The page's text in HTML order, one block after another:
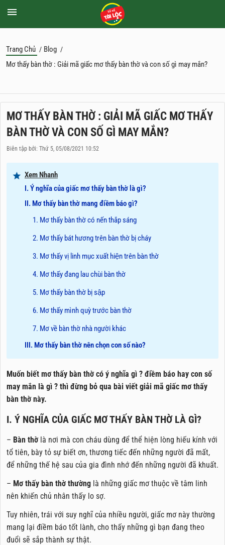
Trang Chủ / Blog /
Mơ thấy bàn thờ : Giải mã giấc mơ thấy bàn thờ và con số gì may mắn?
MƠ THẤY BÀN THỜ : GIẢI MÃ GIẤC MƠ THẤY
BÀN THỜ VÀ CON SỐ GÌ MAY MẮN?
Biên tập bởi: Thứ 5, 05/08/2021 10:52
Xem Nhanh
I. Ý nghĩa của giấc mơ thấy bàn thờ là gì?
II. Mơ thấy bàn thờ mang điềm báo gì?
1. Mơ thấy bàn thờ có nến thắp sáng
2. Mơ thấy bát hương trên bàn thờ bị cháy
3. Mơ thấy vị linh mục xuất hiện trên bàn thờ
4. Mơ thấy đang lau chùi bàn thờ
5. Mơ thấy bàn thờ bị sập
6. Mơ thấy mình quỳ trước bàn thờ
7. Mơ về bàn thờ nhà người khác
III. Mơ thấy bàn thờ nên chọn con số nào?
Muốn biết mơ thấy bàn thờ có ý nghĩa gì ? điềm báo hay con số
may mắn là gì ? thì đừng bỏ qua bài viết giải mã giấc mơ thấy
bàn thờ này.
I. Ý NGHĨA CỦA GIẤC MƠ THẤY BÀN THỜ LÀ GÌ?
– Bàn thờ là nơi mà con cháu dùng để thể hiện lòng hiếu kính với
tổ tiên, bày tỏ sự biết ơn, thương tiếc đến những người đã mất,
để những thế hệ sau của gia đình nhớ đến những người đã khuất.
– Mơ thấy bàn thờ thường là những giấc mơ thuộc về tâm linh
nên khiến chủ nhân thấy lo sợ.
Tuy nhiên, trái với suy nghĩ của nhiều người, giấc mơ này thường
mang lại điềm báo tốt lành, cho thấy những gì bạn đang theo
đuổi sẽ sắp thành sự thật.